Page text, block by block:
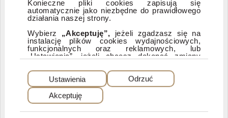
Konieczne pliki cookies zapisują się
automatycznie jako niezbędne do prawidłowego
działania naszej strony.
Wybierz „Akceptuję”, jeżeli zgadzasz się na
instalację plików cookies wydajnościowych,
funkcjonalnych oraz reklamowych, lub
„Ustawienia”, jeżeli chcesz dokonać zmiany
Dzięki plikom cookies możemy: udostępniać
nasz serwis, dostosowywać go do Twoich
preferencji, a także analizować, jakie strony
najczęściej odwiedzasz i z jakich stron do nas
Akceptuję
Ustawienia Odrzuć
PEŁNA WERSJA SERWISU
© 2025 Dom Inwestycyjny Xelion sp. z o.o. Wszelkie prawa zastrzeżone. Dom